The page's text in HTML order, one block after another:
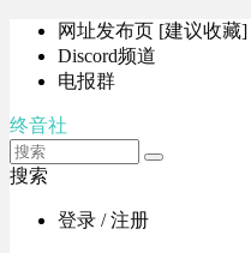
网址发布页 [建议收藏]
Discord频道
电报群
终音社
搜索
登录 / 注册